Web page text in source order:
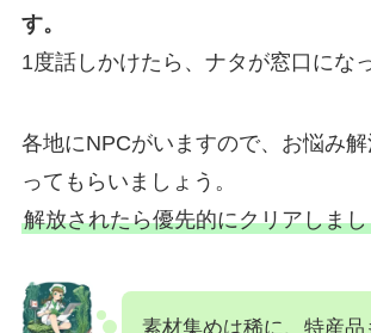
す。
1度話しかけたら、ナタが窓口にな
各地にNPCがいますので、お悩み
ってもらいましょう。
解放されたら優先的にクリアしま
素材集めは稀に、特産品